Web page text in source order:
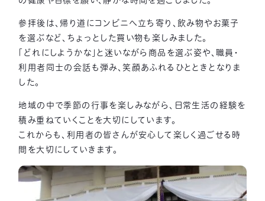
参拝後は、帰り道にコンビニへ立ち寄り、飲み物やお菓子
を選ぶなど、ちょっとした買い物も楽しみました。
「どれにしようかな」と迷いながら商品を選ぶ姿や、職員・
利用者同士の会話も弾み、笑顔あふれるひとときとなりま
した。
地域の中で季節の行事を楽しみながら、日常生活の経験を
積み重ねていくことを大切にしています。
これからも、利用者の皆さんが安心して楽しく過ごせる時
間を大切にしていきます。